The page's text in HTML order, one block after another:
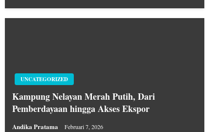
UNCATEGORIZED
Kampung Nelayan Merah Putih, Dari
Pemberdayaan hingga Akses Ekspor
Andika Pratama Februari 7, 2026